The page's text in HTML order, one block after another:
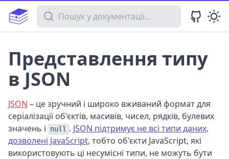
Пошук у документації
Представлення типу
в JSON
JSON – це зручний і широко вживаний формат для
серіалізації об'єктів, масивів, чисел, рядків, булевих
значень і
null . JSON підтримує не всі типи даних,
дозволені JavaScript, тобто об'єкти JavaScript, які
використовують ці несумісні типи, не можуть бути